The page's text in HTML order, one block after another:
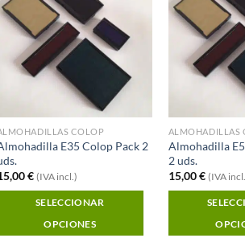
Añadir a
Favoritos
COLOP
E35 Colop Pack 2
€ (IVA incl.)
SELECCIONAR
OPCIONES
ALMOHADILLAS
Almohadilla
2 uds.
15,00€ (IVA